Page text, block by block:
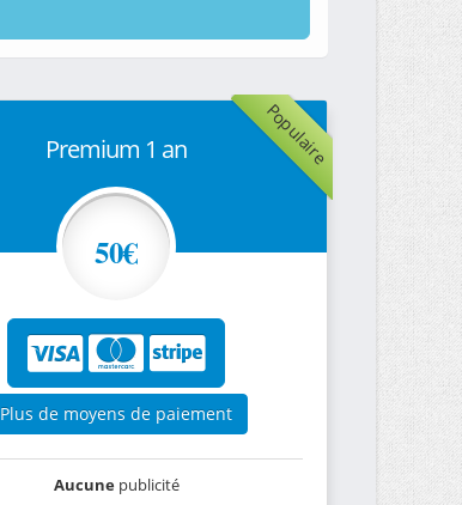
Populaire
Premium 1 an
50€
Plus de moyens de paiement
Aucunepublicité